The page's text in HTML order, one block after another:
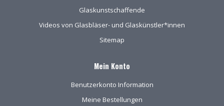
Glaskunstschaffende
Videos von Glasbläser- und Glaskünstler*innen
Sitemap
Mein Konto
Benutzerkonto Information
Meine Bestellungen